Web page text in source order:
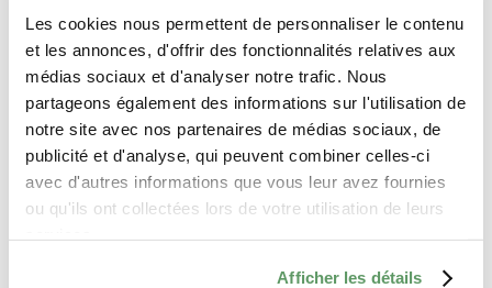
Les cookies nous permettent de personnaliser le contenu
et les annonces, d'offrir des fonctionnalités relatives aux
médias sociaux et d'analyser notre trafic. Nous
partageons également des informations sur l'utilisation de
notre site avec nos partenaires de médias sociaux, de
publicité et d'analyse, qui peuvent combiner celles-ci
avec d'autres informations que vous leur avez fournies
ou qu'ils ont collectées lors de votre utilisation de leurs
Afficher les détails